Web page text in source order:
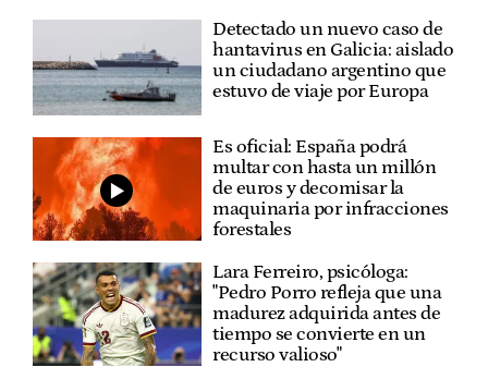
Detectado un nuevo caso de
hantavirus en Galicia: aislado
un ciudadano argentino que
estuvo de viaje por Europa
Es oficial: España podrá
multar con hasta un millón
de euros y decomisar la
maquinaria por infracciones
forestales
Lara Ferreiro, psicóloga:
"Pedro Porro refleja que una
madurez adquirida antes de
tiempo se convierte en un
recurso valioso"